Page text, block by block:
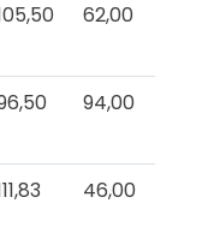
62,00
94,00
46,00